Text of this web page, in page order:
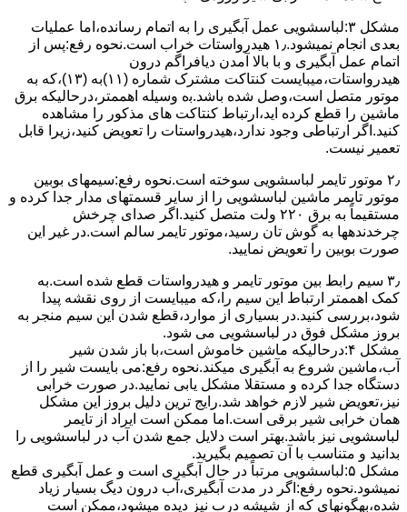
مشکل ۳:لباسشویی ﻋﻤﻞ آﺑﮕﯿﺮی را ﺑﻪ اﺗﻤﺎم رﺳﺎﻧﺪه،اﻣﺎ ﻋﻤﻠﯿﺎت
ﺑﻌﺪی اﻧﺠﺎم نمیشود.۱٫ ﻫﯿﺪرواﺳﺘﺎت ﺧﺮاب اﺳﺖ.نحوه رﻓﻊ:ﭘﺲ از
اﺗﻤﺎم عمل آﺑﮕﯿﺮی و ﺑﺎ ﺑﺎﻻ آﻣﺪن دﯾﺎﻓﺮاﮔﻢ درون
ﻫﯿﺪرواﺳﺘﺎت،میبایست ﮐﻨﺘﺎﮐﺖ ﻣﺸﺘﺮک شماره (۱۱)به (۱۳)،ﮐﻪ ﺑﻪ
ﻣﻮﺗﻮر ﻣﺘﺼﻞ اﺳﺖ،وﺻﻞ ﺷﺪه ﺑﺎﺷﺪ.ﺑه وسیله اهممتر،درحالیکه ﺑﺮق
ﻣﺎﺷﯿﻦ را ﻗﻄﻊ کرده اید،ارﺗﺒﺎط ﮐﻨﺘﺎﮐﺖ ﻫﺎی ﻣﺬﮐﻮر را ﻣﺸﺎﻫﺪه
کنید.اﮔﺮ ارﺗﺒﺎطی وجود ندارد،ﻫﯿﺪرواﺳﺘﺎت را ﺗﻌﻮﯾﺾ ﮐﻨﯿﺪ،زﯾﺮا قابل
ﺗﻌﻤﯿﺮ نیست.
۲٫ ﻣﻮﺗﻮر ﺗﺎﯾﻤﺮ لباسشویی ﺳﻮﺧﺘﻪ اﺳﺖ.نحوه رﻓﻊ:سیمهای ﺑﻮﺑﯿﻦ
ﻣﻮﺗﻮر ﺗﺎﯾﻤﺮ ماشین لباسشویی را از ﺳﺎﯾﺮ قسمتهای ﻣﺪار ﺟﺪا کرده و
مستقیماً ﺑﻪ برق ۲۲۰ وﻟﺖ ﻣﺘﺼﻞ کنید.اﮔﺮ ﺻﺪای ﭼﺮﺧﺶ
چرخدندهها به گوش تان رﺳﯿﺪ،ﻣﻮﺗﻮر ﺗﺎﯾﻤﺮ ﺳﺎﻟﻢ اﺳﺖ.در ﻏﯿﺮ اﯾﻦ
ﺻﻮرت ﺑﻮﺑﯿﻦ را ﺗﻌﻮﯾﺾ ﻧﻤﺎﯾﯿﺪ.
۳٫ ﺳﯿﻢ راﺑﻂ ﺑﯿﻦ ﻣﻮﺗﻮر ﺗﺎﯾﻤﺮ و ﻫﯿﺪرواﺳﺘﺎت ﻗﻄﻊ ﺷﺪه اﺳﺖ.به
کمک اهممتر ارﺗﺒﺎط اﯾﻦ ﺳﯿﻢ را،ﮐﻪ میبایست از روی ﻧﻘﺸﻪ ﭘﯿﺪا
ﺷﻮد،بررسی ﮐﻨﯿﺪ.در ﺑﺴﯿﺎری از موارد،ﻗﻄﻊ ﺷﺪن اﯾﻦ ﺳﯿﻢ ﻣﻨﺠﺮ ﺑﻪ
ﺑﺮوز مشکل ﻓﻮق در لباسشویی می شود.
مشکل ۴:درحالیکه ﻣﺎﺷﯿﻦ ﺧﺎﻣﻮش اﺳﺖ،ﺑﺎ ﺑﺎز ﺷﺪن ﺷﯿﺮ
آب،ﻣﺎﺷﯿﻦ ﺷﺮوع ﺑﻪ آﺑﮕﯿﺮی میکند.نحوه رﻓﻊ:می بایست ﺷﯿﺮ را از
دستگاه جدا کرده و مستقلا مشکل یابی نمایید.در صورت خرابی
نیز،تعویض شیر لازم خواهد شد.رایج ترین دلیل بروز این مشکل
همان خرابی شیر برقی است.اما ممکن است ایراد از تایمر
لباسشویی نیز باشد.بهتر است دلایل جمع شدن آب در لباسشویی را
بدانید و متناسب با آن تصمیم بگیرید.
مشکل ۵:لباسشویی مرتباً در ﺣﺎل آﺑﮕﯿﺮی اﺳﺖ و ﻋﻤﻞ آﺑﮕﯿﺮی ﻗﻄﻊ
نمیشود.نحوه رﻓﻊ:اﮔﺮ در ﻣﺪت آﺑﮕﯿﺮی،آب درون دﯾﮓ ﺑﺴﯿﺎر زﯾﺎد
ﺷﺪه،بهگونهای ﮐﻪ از ﺷﯿﺸﻪ درب ﻧﯿﺰ دﯾﺪه میشود،ممکن است